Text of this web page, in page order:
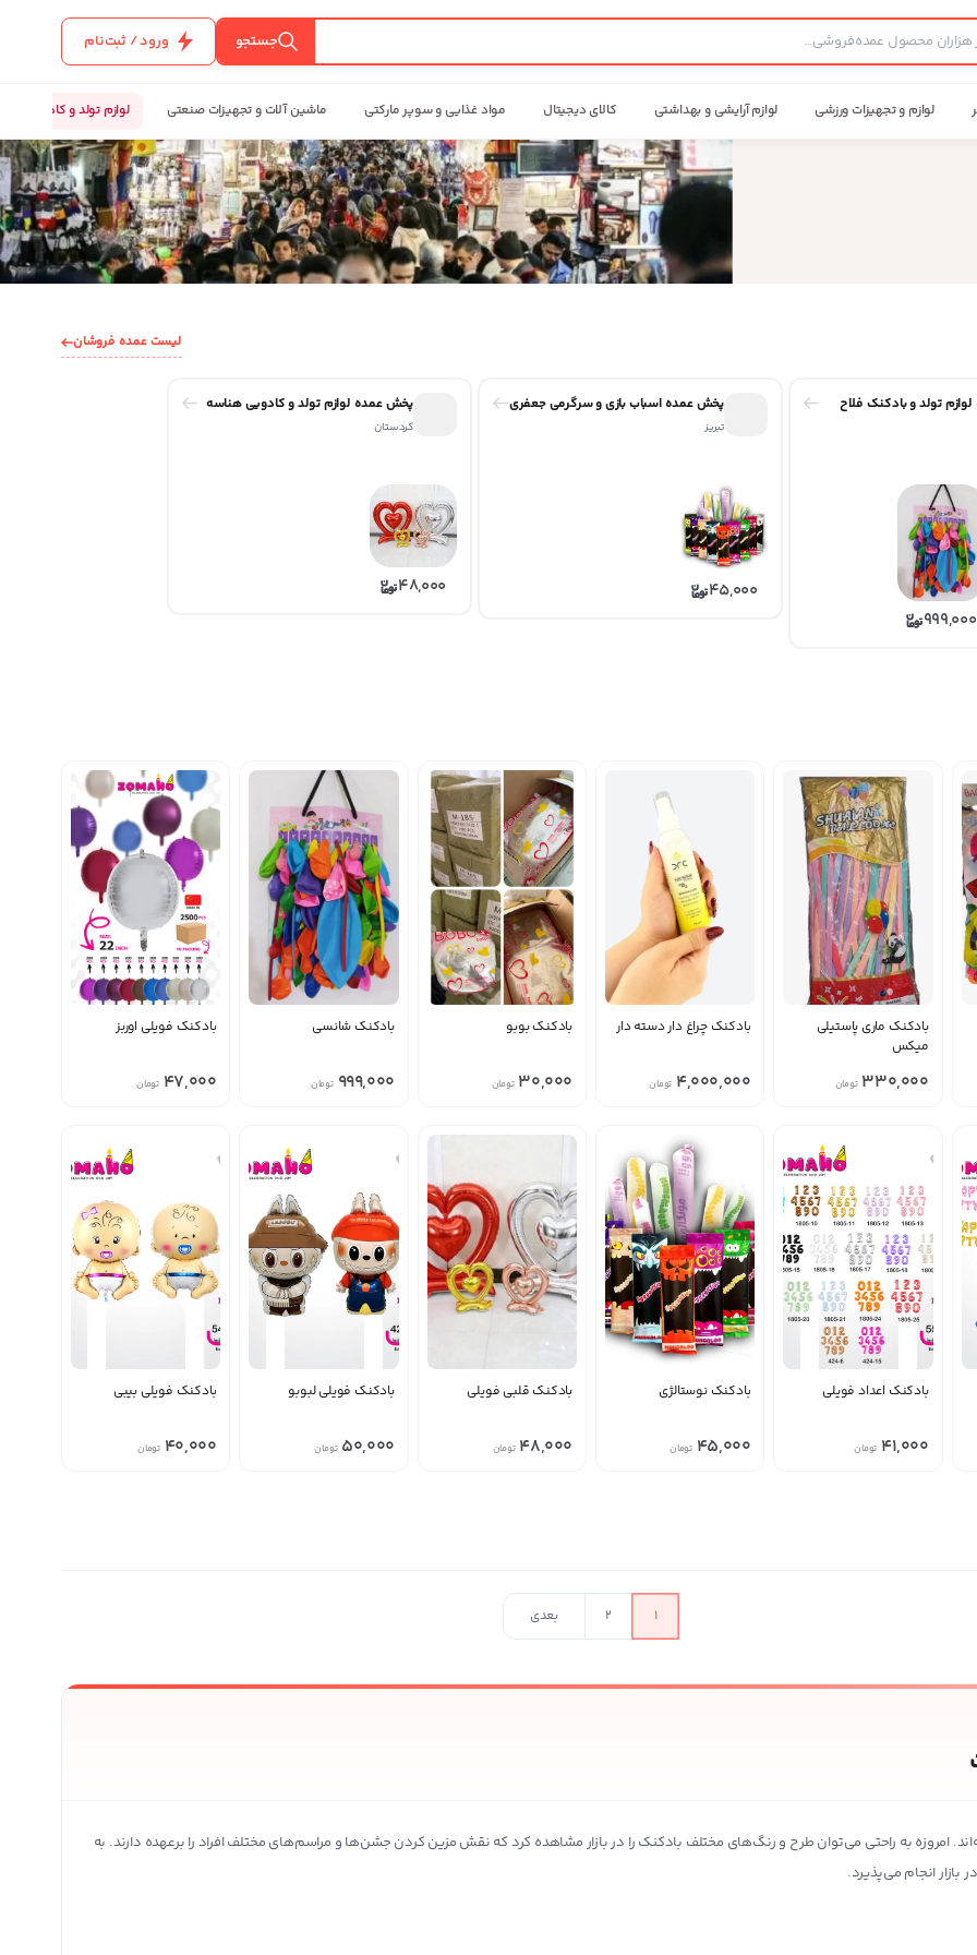
جستجو ورود / ثبت‌نام
لوازم و تجهیزات ورزشی لوازم آرایشی و بهداشتی کالای دیجیتال مواد غذایی و سوپر مارکتی ماشین آلات و تجهیزات صنعتی لوازم تولد و کادویی
لیست عمده فروشان
تولد و بادکنک فلاح
999,000
پخش عمده اسباب بازی و سرگرمی جعفری
تبریز
45,000
پخش عمده لوازم تولد و کادویی هناسه
کردستان
48,000
بادکنک ماری پاستیلی
میکس
330,000 تومان
بادکنک چراغ دار دسته دار
4,000,000 تومان
منقضی شده
بادکنک بوبو
30,000 تومان
بادکنک شانسی
999,000 تومان
منقضی شده
بادکنک فویلی اوربز
47,000 تومان
منقضی شده
بادکنک اعداد فویلی
41,000 تومان
بادکنک نوستالژی
45,000 تومان
بادکنک قلبی فویلی
48,000 تومان
منقضی شده
بادکنک فویلی لبوبو
50,000 تومان
منقضی شده
بادکنک فویلی بیبی
40,000 تومان
1
2 بعدی
امروزه به راحتی می‌توان طرح‌ و رنگ‌های مختلف بادکنک‌ را در بازار مشاهده کرد که نقش مزین کردن جشن‌ها و مراسم‌های مختلف افراد را برعهده دارند. به
انجام می‌پذیرد.